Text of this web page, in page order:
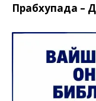
Прабхупада –